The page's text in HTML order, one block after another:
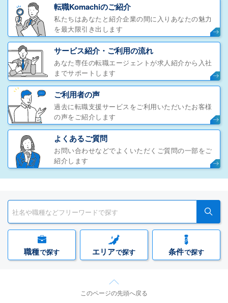
転職Komachiのご紹介
私たちはあなたと紹介企業の間に入りあなたの魅力
を最大限引き出します
サービス紹介・ご利用の流れ
あなた専任の転職エージェントが求人紹介から入社
までサポートします
ご利用者の声
過去に転職支援サービスをご利用いただいたお客様
の声をご紹介します
よくあるご質問
お問い合わせなどでよくいただくご質問の一部をご
紹介します
職種で探す エリアで探す 条件で探す
このページの先頭へ戻る